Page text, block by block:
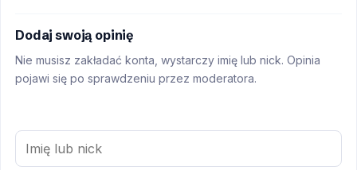
Dodaj swoją opinię
Nie musisz zakładać konta, wystarczy imię lub nick. Opinia
pojawi się po sprawdzeniu przez moderatora.